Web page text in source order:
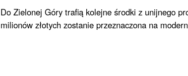
Do Zielonej Góry trafią kolejne środki z unijnego
milionów złotych zostanie przeznaczona na